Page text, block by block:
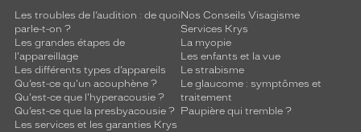
Les troubles de l’audition : de quoi
parle-t-on ?
Les grandes étapes de
l'appareillage
Les différents types d’appareils
Qu’est-ce qu'un acouphène ?
Qu'est-ce que l'hyperacousie ?
Qu’est-ce que la presbyacousie ?
Les services et les garanties Krys
Nos Conseils Visagisme
Services Krys
La myopie
Les enfants et la vue
Le strabisme
Le glaucome : symptômes et
traitement
Paupière qui tremble ?